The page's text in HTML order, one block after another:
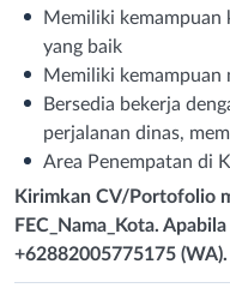
Memiliki kemampuan
yang baik
Memiliki kemampuan
Bersedia bekerja
perjalanan dinas,
Area Penempatan di
Kirimkan CV/Portofolio
FEC_Nama_Kota.
+62882005775175 (WA).